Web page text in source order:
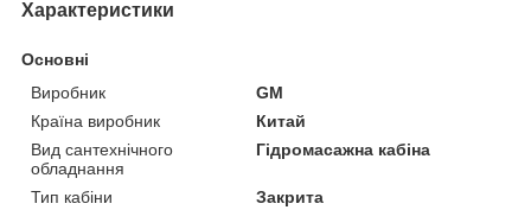
Характеристики
Основні
Виробник
GM
Країна виробник
Китай
Вид сантехнічного
обладнання
Гідромасажна кабіна
Тип кабіни
Закрита